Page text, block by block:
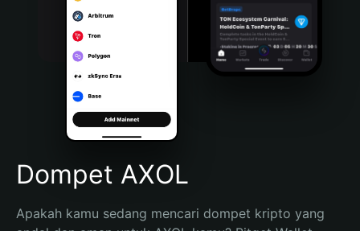
Bahasa Indonesia
Português (Brasil)
Español (Argentina)
Dompet AXOL
Apakah kamu sedang mencari dompet kripto yang